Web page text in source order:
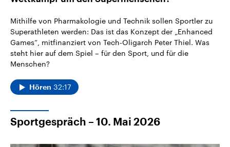
Mithilfe von Pharmakologie und Technik sollen Sportler zu
Superathleten werden: Das ist das Konzept der „Enhanced
Games“, mitfinanziert von Tech-Oligarch Peter Thiel. Was
steht hier auf dem Spiel – für den Sport, und für die
Menschen?
Hören 32:17
Sportgespräch – 10. Mai 2026